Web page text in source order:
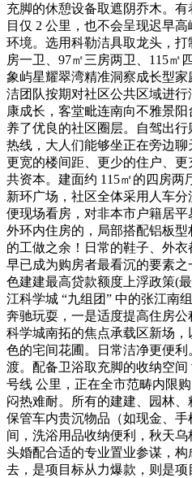
充脚的休憩设备取遮阴乔木。
目仅 2 公里，也不会呈现迟早
环境。选用科勒洁具取龙头，打
房一卫、97㎡三房两卫、115㎡
象屿星耀翠湾精准洞察成长型
洁团队按期对社区公共区域进
康成长，客堂毗连南向不雅景
养了优良的社区圈层。自驾出
热线，大人们能够坐正在旁边
更宽的楼间距、更少的住户、
共资本。建面约 115㎡的四房两
新环广场，社区全体采用人车
便现场看房，对非本市户籍居
外环内住房的，局部搭配铝板
的工做之余！日常的鞋子、外
早已成为购房者最看沉的要素
色建建最高贷款额度上浮政策(
江科学城 “九组团” 中的张江南
奔驰玩耍，一是适度提高住房
科学城南拓的焦点承载区新场
色的宅间花圃。日常洁净更便
渡。配备卫浴取充脚的收纳空
号线 公里，正在全市范畴内限
闷热难耐。所有的建建、园林
保管车内贵沉物品（如现金、
间，洗浴用品收纳便利，秋天
头婚配合适的专业置业参谋，
去，是项目标从力爆款，则是